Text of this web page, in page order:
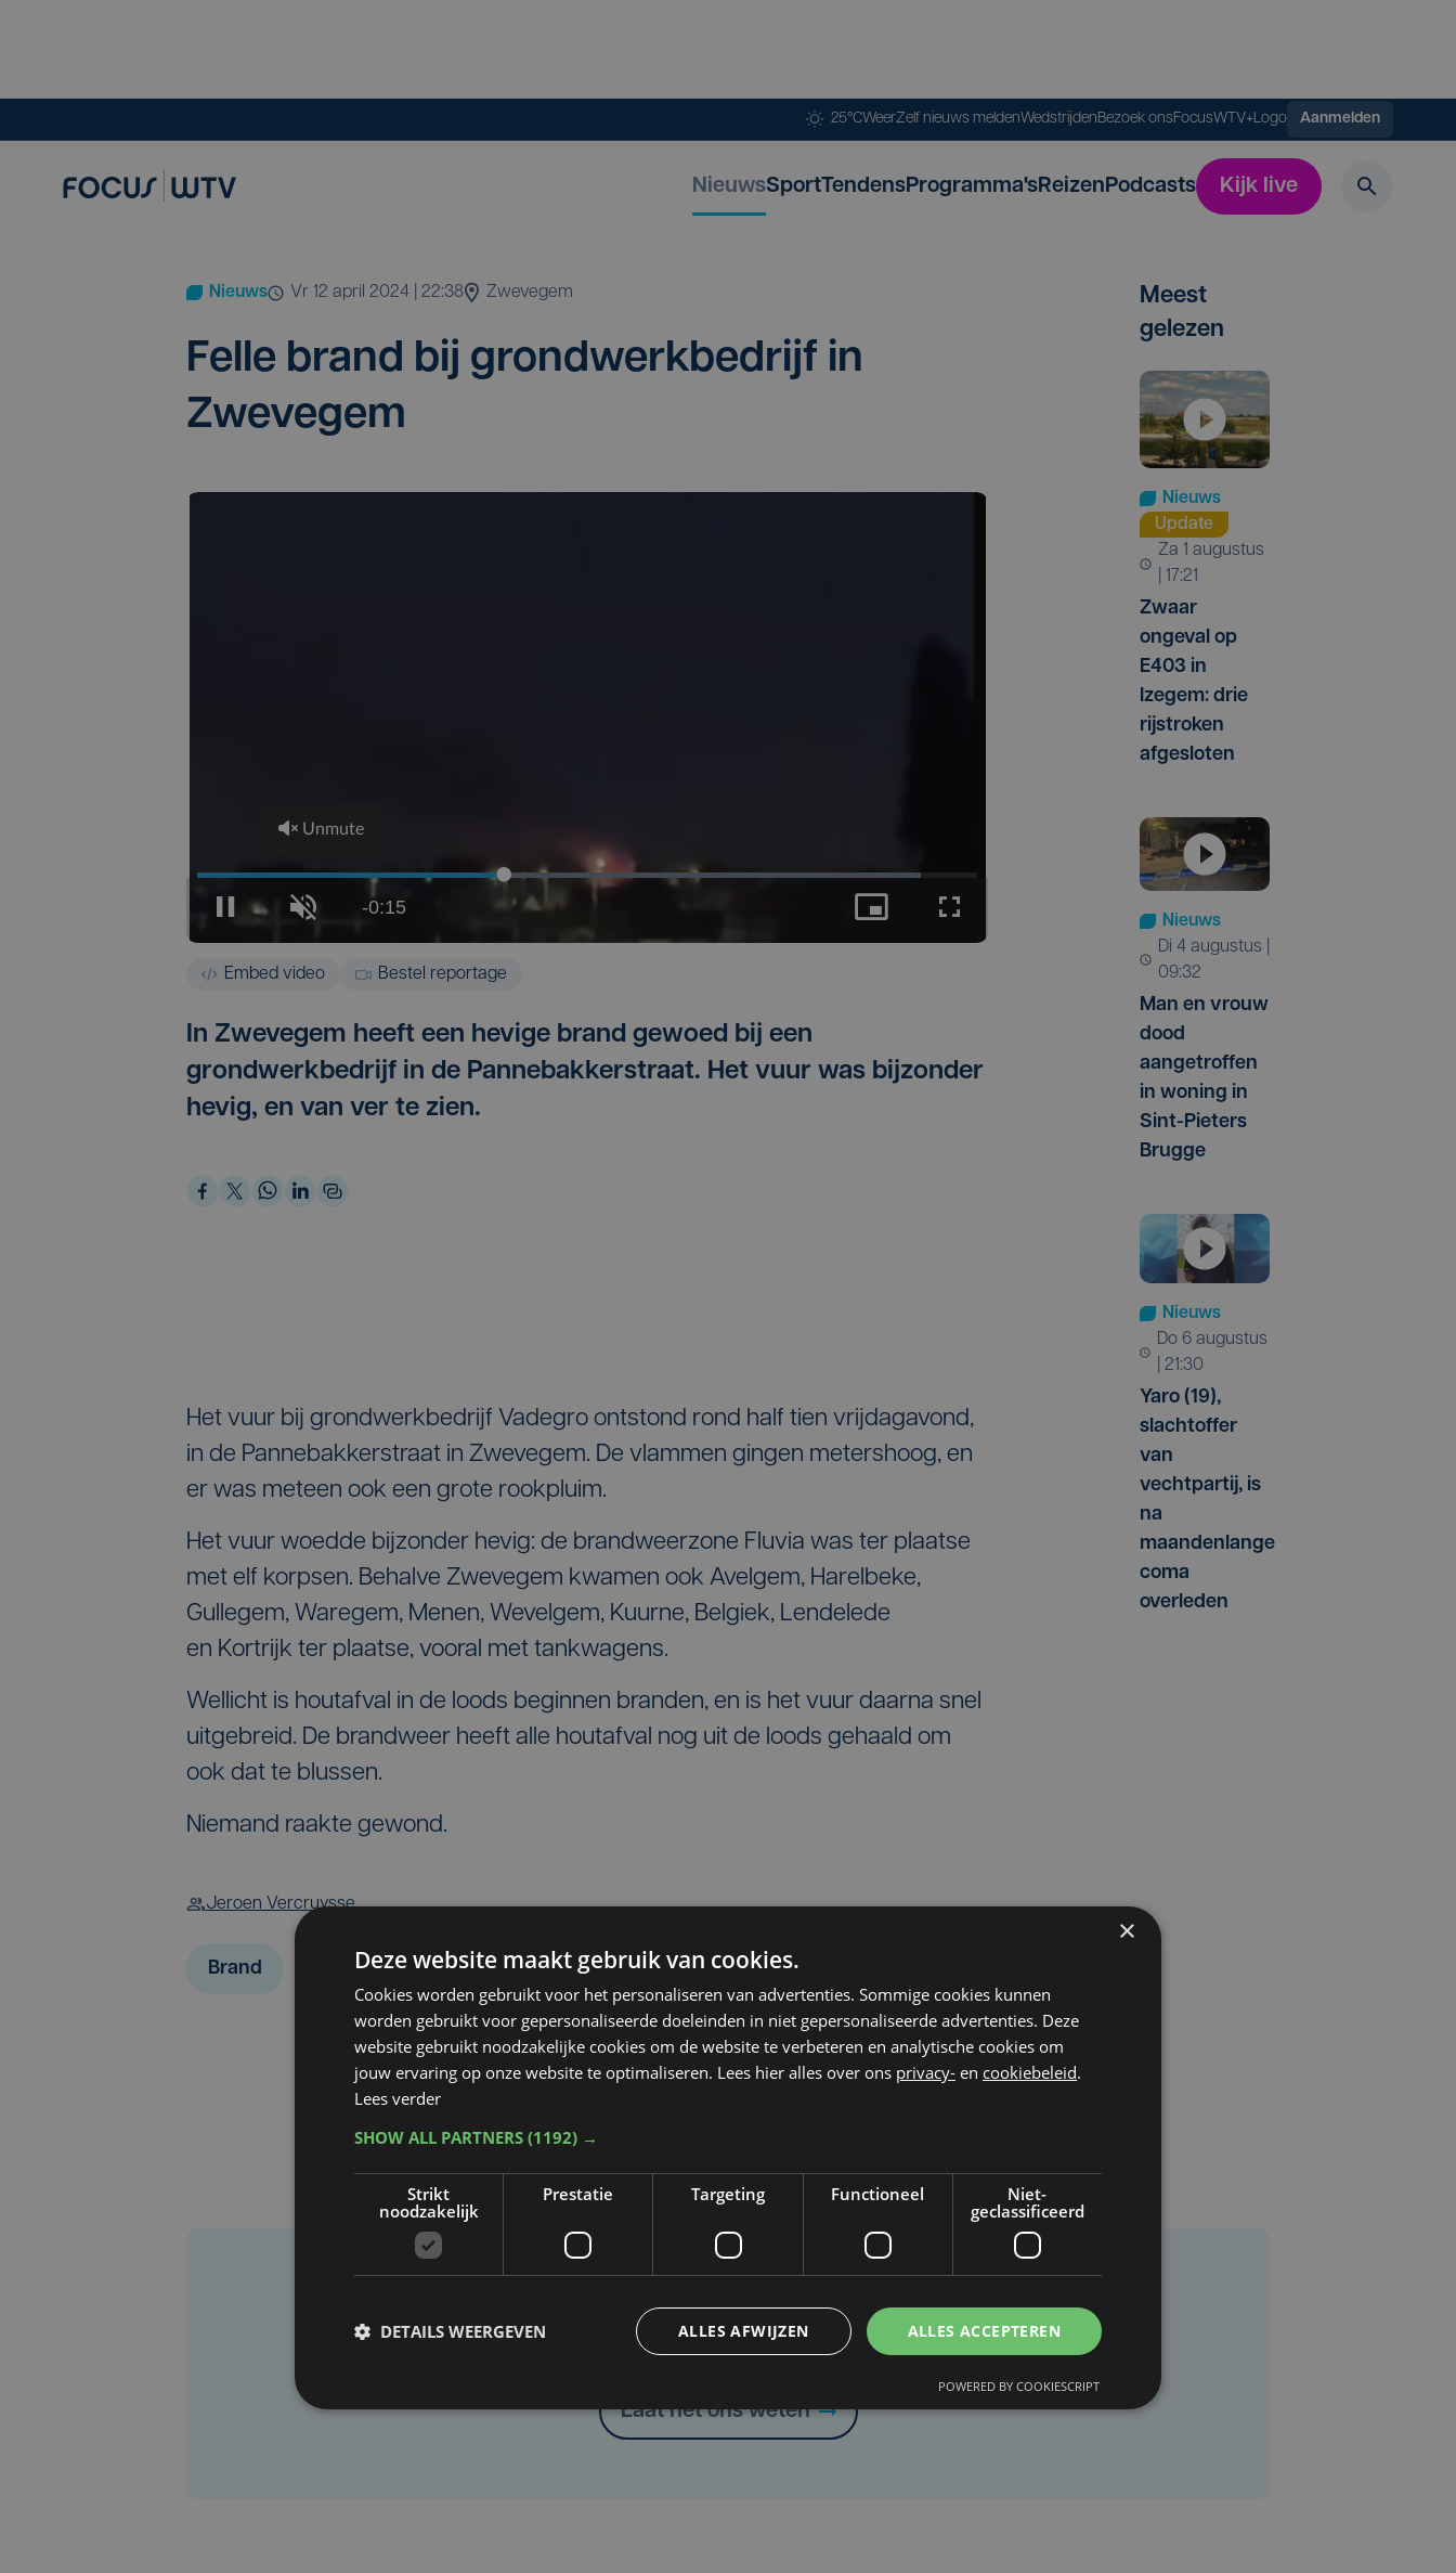
25°CWeerZelf nieuws meldenWedstrijdenBezoek onsFocusWTV+Logo Aanmelden
NieuwsSportTendensProgramma'sReizenPodcasts Kijk live
Nieuws vr 12 april 2024 | 22:38 Zwevegem
Fel­le brand bij grond­werk­be­drijf in
Zwevegem
Embed video Bestel reportage
In Zwevegem heeft een hevige brand gewoed bij een
grondwerkbedrijf in de Pannebakkerstraat. Het vuur was bijzonder
hevig, en van ver te zien.
Het vuur bij grondwerkbedrijf Vadegro ontstond rond half tien vrijdagavond,
in de Pannebakkerstraat in Zwevegem. De vlammen gingen metershoog, en
er was meteen ook een grote rookpluim.
Het vuur woedde bijzonder hevig: de brandweerzone Fluvia was ter plaatse
met elf korpsen. Behalve Zwevegem kwamen ook Avelgem, Harelbeke,
Gullegem, Waregem, Menen, Wevelgem, Kuurne, Belgiek, Lendelede
en Kortrijk ter plaatse, vooral met tankwagens.
Wellicht is houtafval in de loods beginnen branden, en is het vuur daarna snel
uitgebreid. De brandweer heeft alle houtafval nog uit de loods gehaald om
ook dat te blussen.
Niemand raakte gewond.
Jeroen Vercruysse
Brand
Meest
gelezen
Nieuws
Update
za 1 augustus
| 17:21
Zwaar
ongeval op
E403 in
Izegem: drie
rijstroken
afgesloten
Nieuws
di 4 augustus |
09:32
Man en vrouw
dood
aangetroffen
in woning in
Sint-Pieters
Brugge
Nieuws
do 6 augustus
| 21:30
Yaro (19),
slachtoffer
van
vechtpartij, is
na
maandenlange
coma
overleden
Taalfout opgemerkt?
Heb je een taal- of schrijffout opgemerkt in dit artikel?
Laat het ons weten
×
Deze website maakt gebruik van cookies.
Cookies worden gebruikt voor het personaliseren van advertenties. Sommige cookies kunnen
worden gebruikt voor gepersonaliseerde doeleinden in niet gepersonaliseerde advertenties. Deze
website gebruikt noodzakelijke cookies om de website te verbeteren en analytische cookies om
jouw ervaring op onze website te optimaliseren. Lees hier alles over ons privacy- en cookiebeleid.
Lees verder
SHOW ALL PARTNERS (1192) →
Strikt
noodzakelijk
Prestatie Targeting Functioneel
Niet-
geclassificeerd
ALLES ACCEPTEREN
ALLES AFWIJZEN
DETAILS WEERGEVEN
POWERED BY COOKIESCRIPT